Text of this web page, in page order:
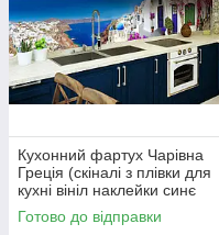
Кухонний фартух Чарівна
Греція (скіналі з плівки для
кухні вініл наклейки синє
море білі будинки)
600*2000мм
Готово до відправки